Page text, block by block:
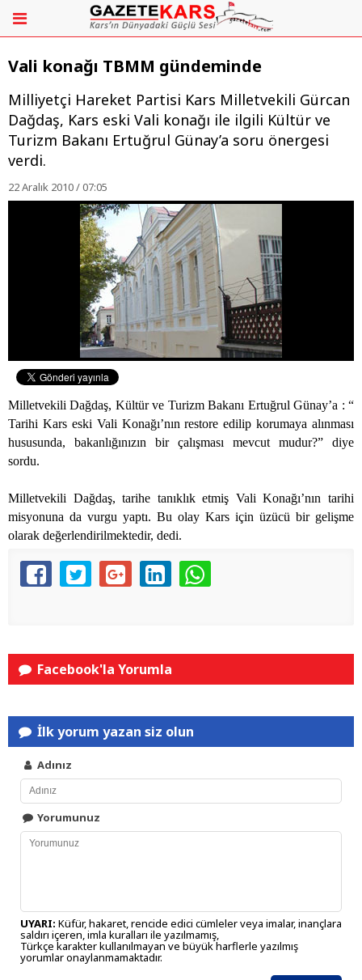
Vali konağı TBMM gündeminde
Milliyetçi Hareket Partisi Kars Milletvekili Gürcan
Dağdaş, Kars eski Vali konağı ile ilgili Kültür ve
Turizm Bakanı Ertuğrul Günay’a soru önergesi
verdi.
22 Aralık 2010 / 07:05
Milletvekili Dağdaş, Kültür ve Turizm Bakanı Ertuğrul Günay’a : “
Tarihi Kars eski Vali Konağı’nın restore edilip korumaya alınması
hususunda, bakanlığınızın bir çalışması mevcut mudur?” diye
sordu.
Milletvekili Dağdaş, tarihe tanıklık etmiş Vali Konağı’nın tarihi
misyonuna da vurgu yaptı. Bu olay Kars için üzücü bir gelişme
olarak değerlendirilmektedir, dedi.
Facebook'la Yorumla
İlk yorum yazan siz olun
Adınız
Yorumunuz
UYARI: Küfür, hakaret, rencide edici cümleler veya imalar, inançlara
saldırı içeren, imla kuralları ile yazılmamış,
Türkçe karakter kullanılmayan ve büyük harflerle yazılmış
yorumlar onaylanmamaktadır.